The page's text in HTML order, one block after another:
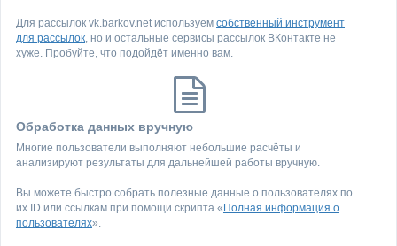
Для рассылок vk.barkov.net используем собственный инструмент
для рассылок, но и остальные сервисы рассылок ВКонтакте не
хуже. Пробуйте, что подойдёт именно вам.
Обработка данных вручную
Многие пользователи выполняют небольшие расчёты и
анализируют результаты для дальнейшей работы вручную.
Вы можете быстро собрать полезные данные о пользователях по
их ID или ссылкам при помощи скрипта « Полная информация о
пользователях».